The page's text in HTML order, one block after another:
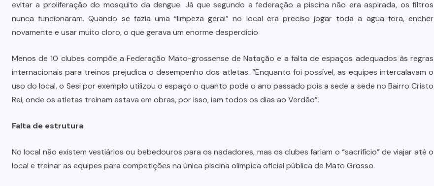
evitar a proliferação do mosquito da dengue. Já que segundo a federação a piscina não era aspirada, os filtros
nunca funcionaram. Quando se fazia uma “limpeza geral” no local era preciso jogar toda a agua fora, encher
novamente e usar muito cloro, o que gerava um enorme desperdício
Menos de 10 clubes compõe a Federação Mato-grossense de Natação e a falta de espaços adequados às regras
internacionais para treinos prejudica o desempenho dos atletas. “Enquanto foi possível, as equipes intercalavam o
uso do local, o Sesi por exemplo utilizou o espaço o quanto pode o ano passado pois a sede a sede no Bairro Cristo
Rei, onde os atletas treinam estava em obras, por isso, iam todos os dias ao Verdão”.
Falta de estrutura
No local não existem vestiários ou bebedouros para os nadadores, mas os clubes fariam o “sacrifício” de viajar até o
local e treinar as equipes para competições na única piscina olímpica oficial pública de Mato Grosso.
de 197 toneladas de soja em
rodovias do sul do estado
mais alta honraria da Rotam em